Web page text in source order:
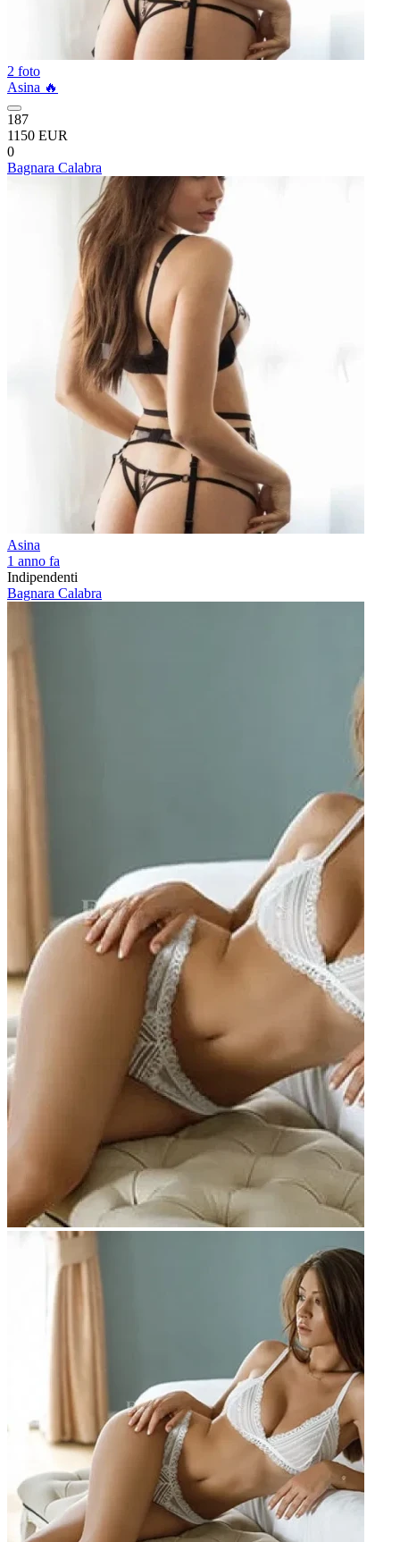
2 foto
Asina 🔥
187
1150 EUR
0
Bagnara Calabra
Asina
1 anno fa
Indipendenti
Bagnara Calabra